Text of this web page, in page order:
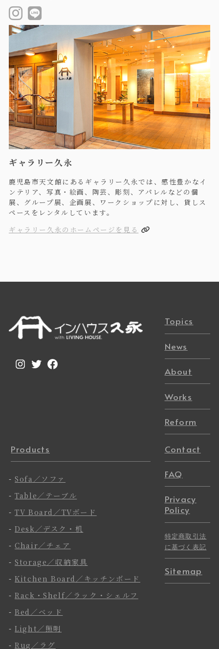
ギャラリー久永
鹿児島市天文館にあるギャラリー久永では、感性豊かなイ
ンテリア、写真・絵画、陶芸、彫刻、アパレルなどの個
展、グループ展、企画展、ワークショップに対し、貸しス
ペースをレンタルしています。
ギャラリー久永のホームページを見る
Instagram
TwitterFacebook
Topics
News
About
Works
Reform
Products
-Sofa／ソファ
-Table／テーブル
-TV Board／TVボード
-Desk／デスク・机
- Chair／チェア
-Storage／収納家具
-Kitchen Board／キッチンボード
-Rack・Shelf／ラック・シェルフ
-Bed／ベッド
-Light／照明
-Rug／ラグ
Contact
FAQ
Privacy
Policy
特定商取引法
に基づく表記
Sitemap